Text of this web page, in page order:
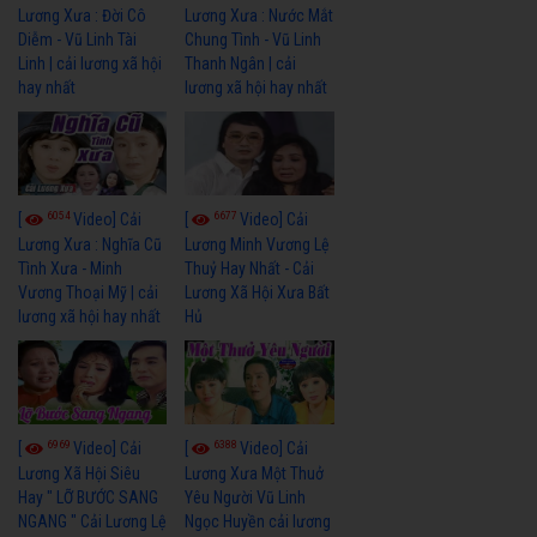
Lương Xưa : Đời Cô
Diễm - Vũ Linh Tài
Linh | cải lương xã hội
hay nhất
Lương Xưa : Nước Mắt
Chung Tình - Vũ Linh
Thanh Ngân | cải
lương xã hội hay nhất
6054Video] Cải
Lương Xưa : Nghĩa Cũ
Tình Xưa - Minh
Vương Thoại Mỹ | cải
lương xã hội hay nhất
6677Video] Cải
Lương Minh Vương Lệ
Thuỷ Hay Nhất - Cải
Lương Xã Hội Xưa Bất
Hủ
6969 Video] Cải
Lương Xã Hội Siêu
Hay " LỠ BƯỚC SANG
NGANG " Cải Lương Lệ
6388Video] Cải
Lương Xưa Một Thuở
Yêu Người Vũ Linh
Ngọc Huyền cải lương